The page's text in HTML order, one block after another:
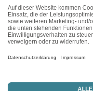
Schnittmuster Nr. 2371 –
Fasching – Hexe,
Eisprinzessin und Elfe
16,90